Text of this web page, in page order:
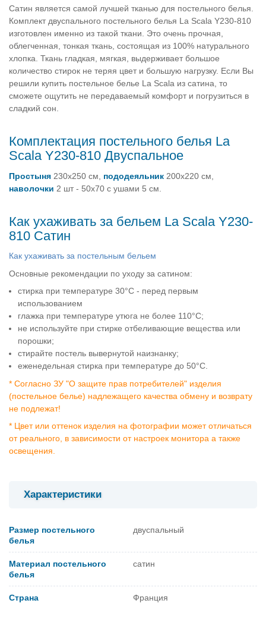
Сатин является самой лучшей тканью для постельного белья.
Комплект двуспального постельного белья La Scala Y230-810
изготовлен именно из такой ткани. Это очень прочная,
облегченная, тонкая ткань, состоящая из 100% натурального
хлопка. Ткань гладкая, мягкая, выдерживает большое
количество стирок не теряя цвет и большую нагрузку. Если Вы
решили купить постельное белье La Scala из сатина, то
сможете ощутить не передаваемый комфорт и погрузиться в
сладкий сон.
Комплектация постельного белья La
Scala Y230-810 Двуспальное
Простыня 230х250 см, пододеяльник 200х220 см,
наволочки 2 шт - 50х70 с ушами 5 см.
Как ухаживать за бельем La Scala Y230-
810 Сатин
Как ухаживать за постельным бельем
Основные рекомендации по уходу за сатином:
стирка при температуре 30°C - перед первым
использованием
глажка при температуре утюга не более 110°C;
не используйте при стирке отбеливающие вещества или
порошки;
стирайте постель вывернутой наизнанку;
еженедельная стирка при температуре до 50°C.
* Согласно ЗУ "О защите прав потребителей" изделия
(постельное белье) надлежащего качества обмену и возврату
не подлежат!
* Цвет или оттенок изделия на фотографии может отличаться
от реального, в зависимости от настроек монитора а также
освещения.
Характеристики
Размер постельного
белья
двуспальный
Материал постельного
белья
сатин
Страна Франция